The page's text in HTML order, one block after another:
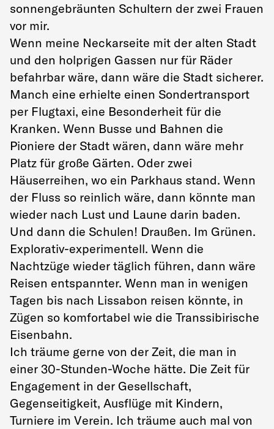
sonnengebräunten Schultern der zwei Frauen
vor mir.
Wenn meine Neckarseite mit der alten Stadt
und den holprigen Gassen nur für Räder
befahrbar wäre, dann wäre die Stadt sicherer.
Manch eine erhielte einen Sondertransport
per Flugtaxi, eine Besonderheit für die
Kranken. Wenn Busse und Bahnen die
Pioniere der Stadt wären, dann wäre mehr
Platz für große Gärten. Oder zwei
Häuserreihen, wo ein Parkhaus stand. Wenn
der Fluss so reinlich wäre, dann könnte man
wieder nach Lust und Laune darin baden.
Und dann die Schulen! Draußen. Im Grünen.
Explorativ-experimentell. Wenn die
Nachtzüge wieder täglich führen, dann wäre
Reisen entspannter. Wenn man in wenigen
Tagen bis nach Lissabon reisen könnte, in
Zügen so komfortabel wie die Transsibirische
Eisenbahn.
Ich träume gerne von der Zeit, die man in
einer 30-Stunden-Woche hätte. Die Zeit für
Engagement in der Gesellschaft,
Gegenseitigkeit, Ausflüge mit Kindern,
Turniere im Verein. Ich träume auch mal von